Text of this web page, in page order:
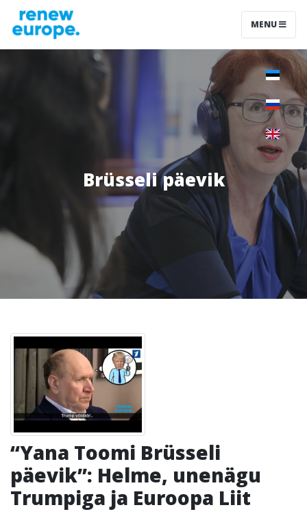
MENU
Brüsseli päevik
“Yana Toomi Brüsseli
päevik”: Helme, unenägu
Trumpiga ja Euroopa Liit